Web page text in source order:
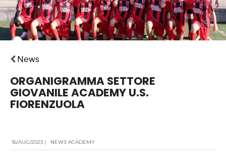
News
ORGANIGRAMMA SETTORE
GIOVANILE ACADEMY U.S.
FIORENZUOLA
16/AUG/2023 | NEWS ACADEMY